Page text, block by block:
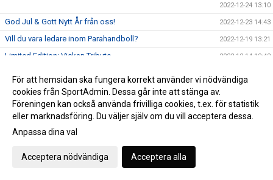
2022-12-24 13:10
God Jul & Gott Nytt År från oss! 2022-12-23 14:43
Vill du vara ledare inom Parahandboll? 2022-12-19 13:21
Limited Edition: Vickan Tribute 2022-12-14 12:42
Erbjudande från Intersport!
F08: "Vi ser fram emot utmaningen i helgen" 2022-12-02 11:48
P14: "Vi har duktiga killar som kämpar hårt tillsammans"
Dagens matchsponsor: Axelssons
För att hemsidan ska fungera korrekt använder vi nödvändiga
cookies från SportAdmin. Dessa går inte att stänga av.
Föreningen kan också använda frivilliga cookies, t.ex. för statistik
eller marknadsföring. Du väljer själv om du vill acceptera dessa.
Anpassa dina val
Acceptera nödvändiga Acceptera alla